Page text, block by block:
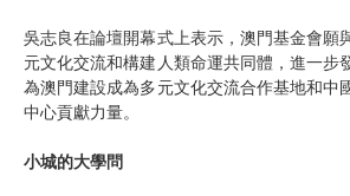
吳志良在論壇開幕式上表示，澳門基金會願
元文化交流和構建人類命運共同體，進一步
為澳門建設成為多元文化交流合作基地和中
中心貢獻力量。
小城的大學問